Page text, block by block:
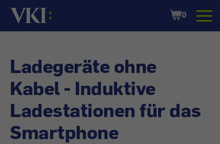
Startseite
Shopping
Cart
0
Ladegeräte ohne
Kabel - Induktive
Ladestationen für das
Smartphone